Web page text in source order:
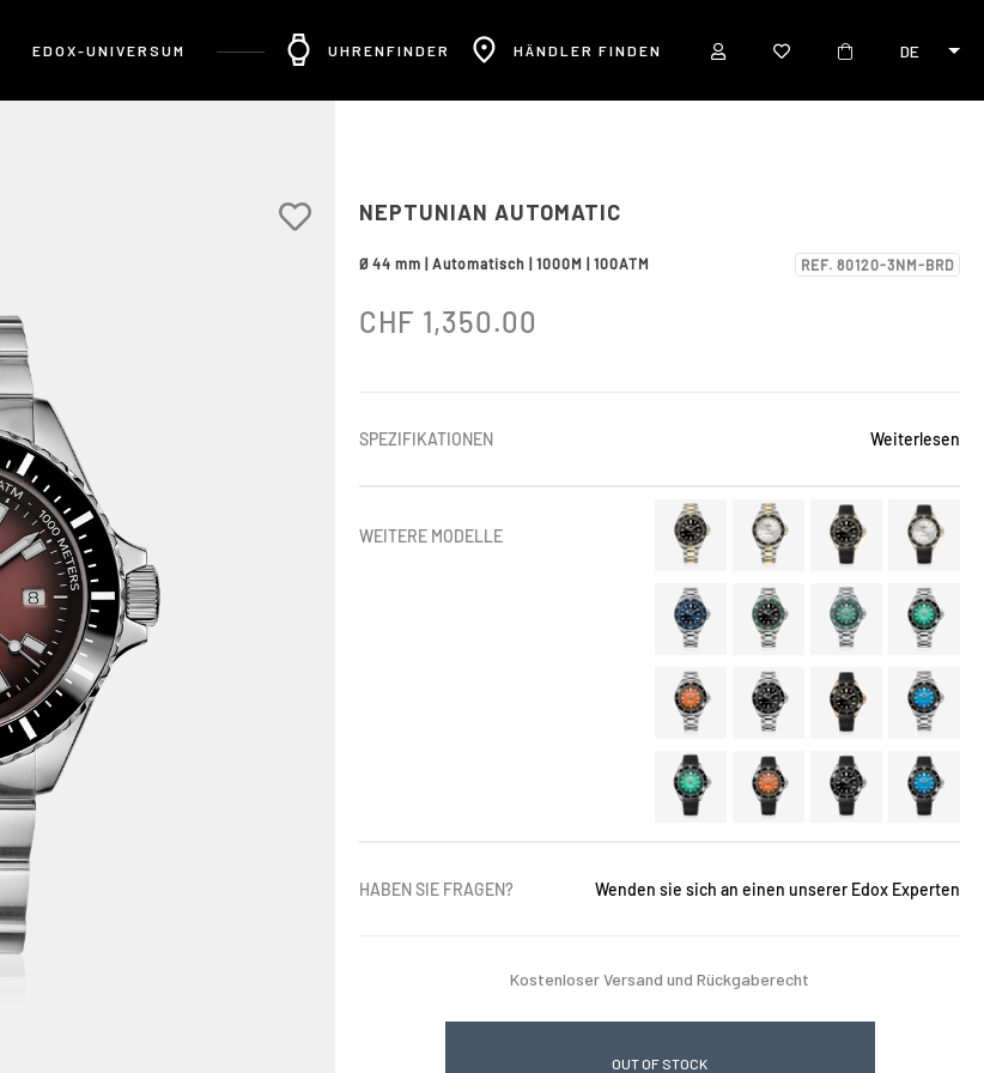
EDOX-UNIVERSUM UHRENFINDER HÄNDLER FINDEN DE
NEPTUNIAN AUTOMATIC
Ø 44 mm | Automatisch | 1000M | 100ATM REF. 80120-3NM-BRD
CHF 1,350.00
SPEZIFIKATIONEN Weiterlesen
WEITERE MODELLE
HABEN SIE FRAGEN? Wenden sie sich an einen unserer Edox Experten
Kostenloser Versand und Rückgaberecht
OUT OF STOCK